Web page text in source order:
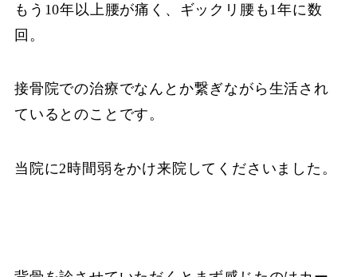
もう10年以上腰が痛く、ギックリ腰も1年に数
回。
接骨院での治療でなんとか繋ぎながら生活され
ているとのことです。
当院に2時間弱をかけ来院してくださいました。